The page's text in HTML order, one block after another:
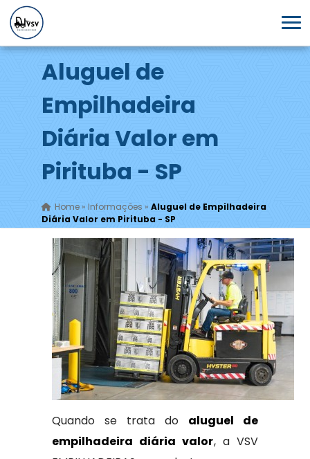
Aluguel de
Empilhadeira
Diária Valor em
Pirituba - SP
Home» Informações » Aluguel de Empilhadeira
Diária Valor em Pirituba - SP
Quando se trata do aluguel de
empilhadeira diária valor, a VSV